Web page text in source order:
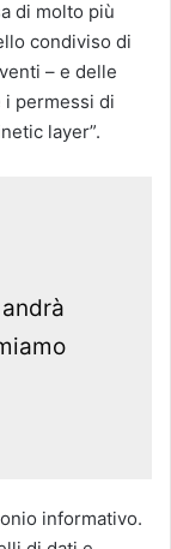
di molto più
condiviso di
– e delle
i permessi di
layer”.
informativo.